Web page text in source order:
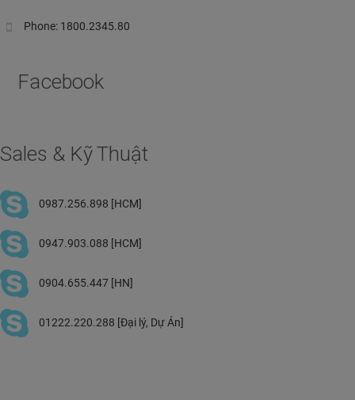
Phone: 1800.2345.80
Facebook
Sales & Kỹ Thuật
0987.256.898 [HCM]
0947.903.088 [HCM]
0904.655.447 [HN]
01222.220.288 [Đại lý, Dự Án]